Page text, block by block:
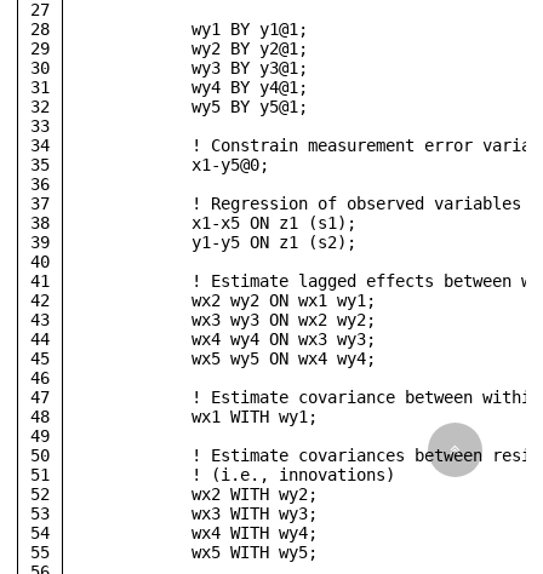
27
28
29
30
31
32
33
34
35
36
37
38
39
40
41
42
43
44
45
46
47
48
49
50
51
52
53
54
55
            wy1 BY y1@1;
            wy2 BY y2@1;
            wy3 BY y3@1;
            wy4 BY y4@1;
            wy5 BY y5@1;
! Constrain measurement error
            x1-y5@0;
! Regression of observed variables
            x1-x5 ON z1 (s1);
            y1-y5 ON z1 (s2);
! Estimate lagged effects between
            wx2 wy2 ON wx1 wy1;
            wx3 wy3 ON wx2 wy2;
            wx4 wy4 ON wx3 wy3;
            wx5 wy5 ON wx4 wy4;
! Estimate covariance between
            wx1 WITH wy1;
! Estimate covariances between
            ! (i.e., innovations)
            wx2 WITH wy2;
            wx3 WITH wy3;
            wx4 WITH wy4;
            wx5 WITH wy5;